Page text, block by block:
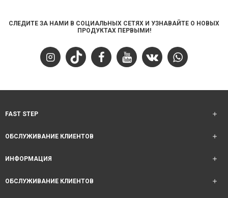
СЛЕДИТЕ ЗА НАМИ В СОЦИАЛЬНЫХ СЕТЯХ И УЗНАВАЙТЕ О НОВЫХ
ПРОДУКТАХ ПЕРВЫМИ!
FAST STEP
ОБСЛУЖИВАНИЕ КЛИЕНТОВ
ИНФОРМАЦИЯ
ОБСЛУЖИВАНИЕ КЛИЕНТОВ